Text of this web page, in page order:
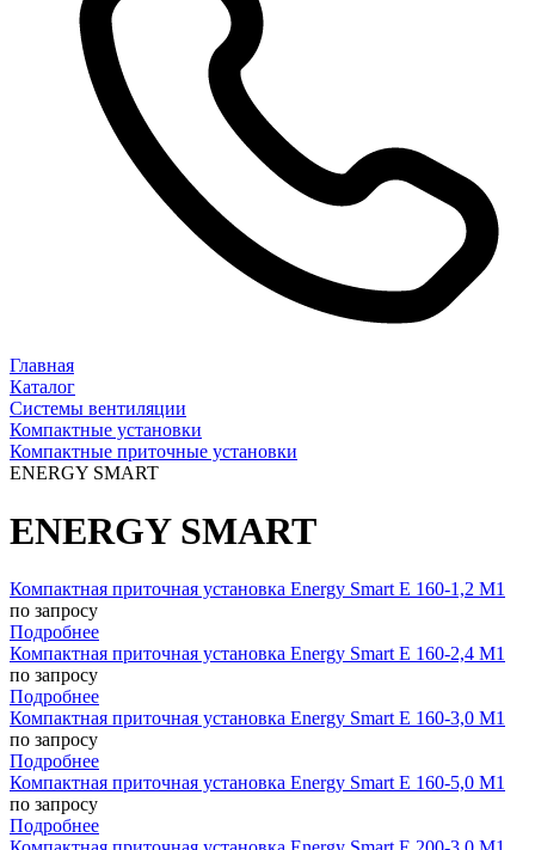
Главная
Каталог
Системы вентиляции
Компактные установки
Компактные приточные установки
ENERGY SMART
ENERGY SMART
Компактная приточная установка Energy Smart E 160-1,2 M1
по запросу
Подробнее
Компактная приточная установка Energy Smart E 160-2,4 M1
по запросу
Подробнее
Компактная приточная установка Energy Smart E 160-3,0 M1
по запросу
Подробнее
Компактная приточная установка Energy Smart E 160-5,0 M1
по запросу
Подробнее